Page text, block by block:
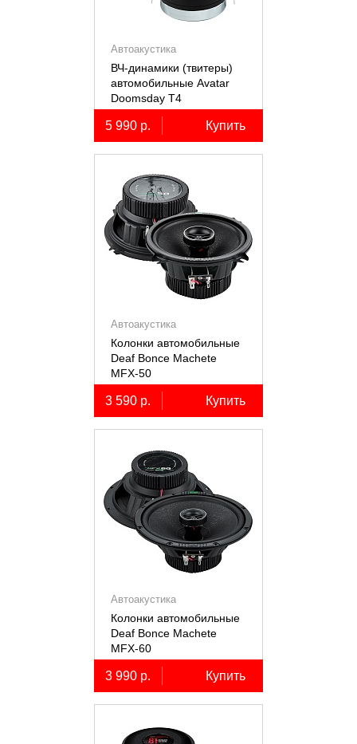
Автоакустика
ВЧ-динамики (твитеры)
автомобильные Avatar
Doomsday Т4
5 990 р. Купить
Автоакустика
Колонки автомобильные
Deaf Bonce Machete
MFX-50
3 590 р. Купить
Автоакустика
Колонки автомобильные
Deaf Bonce Machete
MFX-60
3 990 р. Купить